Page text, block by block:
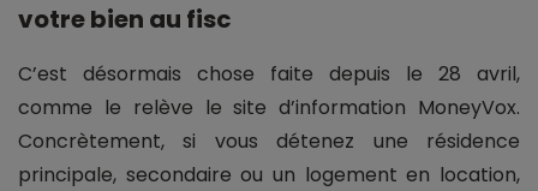
votre bien au fisc
C’est désormais chose faite depuis le 28 avril,
comme le relève le site d’information MoneyVox.
Concrètement, si vous détenez une résidence
principale, secondaire ou un logement en location,